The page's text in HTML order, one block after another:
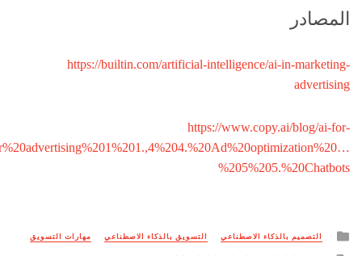
المصادر
https://builtin.com/artificial-intelligence/ai-in-marketing-
advertising
https://www.copy.ai/blog/ai-for-
%205%205.%20Chatbots
Posted
التصميم بالذكاء الاصطناعي التسويق بالذكاء الاصطناعي مهارات التسويق